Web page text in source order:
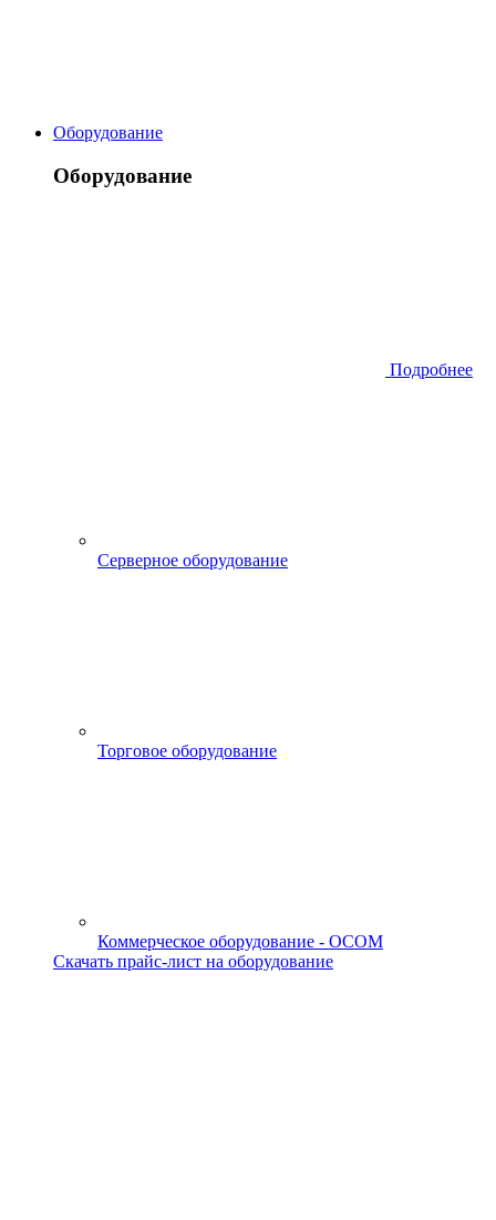
Оборудование
Оборудование
Подробнее
Серверное оборудование
Торговое оборудование
Коммерческое оборудование - OCOM
Скачать прайс-лист на оборудование